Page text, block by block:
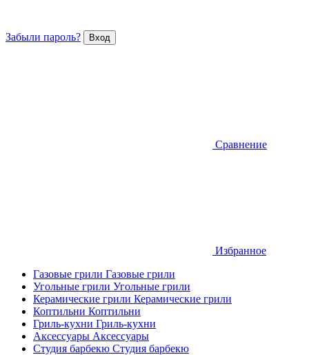
Забыли пароль?
Сравнение
Избранное
Газовые грили Газовые грили
Угольные грили Угольные грили
Керамические грили Керамические грили
Коптильни Коптильни
Гриль-кухни Гриль-кухни
Аксессуары Аксессуары
Студия барбекю Студия барбекю